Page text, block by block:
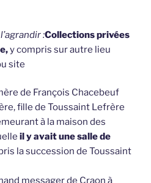
:Collections privées
y compris sur autre lieu
site
de François Chacebeuf
fille de Toussaint Lefrère
à la maison des
il y avait une salle de
la succession de Toussaint
messager de Craon à